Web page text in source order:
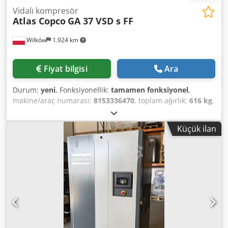
Wilków 1.924 km
Vidalı kompresör
Atlas Copco GA 37 VSD s FF
Fiyat bilgisi Ara
Durum: yeni, Fonksiyonellik: tamamen fonksiyonel,
makine/araç numarası: 8153336470, toplam ağırlık: 616 kg,
, basınç (min.):
(maks.):13 bar, gürültü seviyesi:67 dB, soğutma tipi:hava,
Tip plakası mevcut, dokümantasyon / kılavuz,
soğutmalı kurutucu, 20 yılı aşkın süredir basınçlı hava
sektöründe uzmanlaşmış bir şirketiz. Şirketimizin sunduğu
profesyonel hizmet seviyesi ve yüksek kaliteli ürünler -
piyasada "kanıtlanmış" - sizinle başarılı bir işbirliğini
garanti eder. Dwodpjwlp Hdsfx Akaja YENİ vidalı
kompresör Atlas Copco GA37VSDs FF (dahili kurutuculu
değişken hız) sunuyoruz En son teknolojilere dayalı olarak
üretilen, daha fazla verimlilik ve performansa dönüşen
Küçük ilan